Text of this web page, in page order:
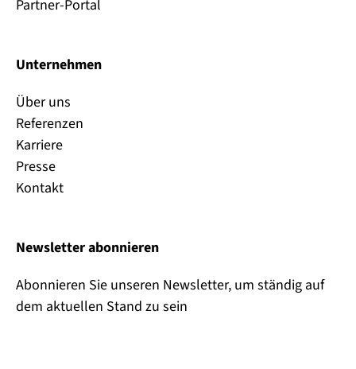
Partner-Portal
Unternehmen
Über uns
Referenzen
Karriere
Presse
Kontakt
Newsletter abonnieren
Abonnieren Sie unseren Newsletter, um ständig auf
dem aktuellen Stand zu sein